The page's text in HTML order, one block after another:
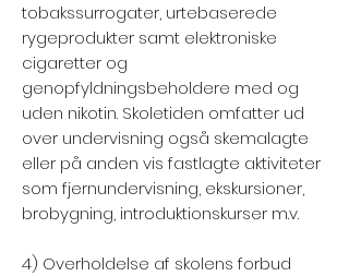
tobakssurrogater, urtebaserede
rygeprodukter samt elektroniske
cigaretter og
genopfyldningsbeholdere med og
uden nikotin. Skoletiden omfatter ud
over undervisning også skemalagte
eller på anden vis fastlagte aktiviteter
som fjernundervisning, ekskursioner,
brobygning, introduktionskurser m.v.
4) Overholdelse af skolens forbud